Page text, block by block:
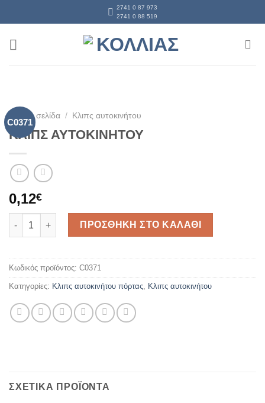
to
2741 0 87 973
2741 0 88 519
C0371
Αρχική σελίδα / Κλιπς αυτοκινήτου
ΚΛΙΠΣ ΑΥΤΟΚΙΝΗΤΟΥ
0,12€
ΚΛΙΠΣ ΑΥΤΟΚΙΝΗΤΟΥ ποσότητα
ΠΡΟΣΘΗΚΗ ΣΤΟ ΚΑΛΑΘΙ
Κωδικός προϊόντος: C0371
Κατηγορίες: Κλιπς αυτοκινήτου πόρτας, Κλιπς αυτοκινήτου
ΣΧΕΤΙΚΑ ΠΡΟΪΟΝΤΑ